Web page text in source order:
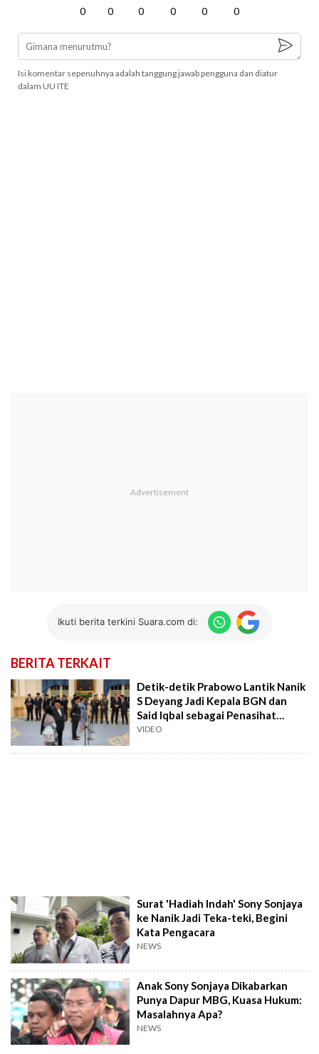
0 0 0 0 0 0
Isi komentar sepenuhnya adalah tanggung jawab pengguna dan diatur
dalam UU ITE
Ikuti berita terkini Suara.com di:
BERITA TERKAIT
Detik-detik Prabowo Lantik Nanik
S Deyang Jadi Kepala BGN dan
Said Iqbal sebagai Penasihat
Presiden
VIDEO
Surat 'Hadiah Indah' Sony Sonjaya
ke Nanik Jadi Teka-teki, Begini
Kata Pengacara
NEWS
Anak Sony Sonjaya Dikabarkan
Punya Dapur MBG, Kuasa Hukum:
Masalahnya Apa?
NEWS